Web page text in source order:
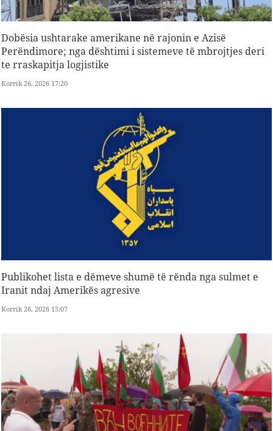
Dobësia ushtarake amerikane në rajonin e Azisë
Perëndimore; nga dështimi i sistemeve të mbrojtjes deri
te rraskapitja logjistike
Korrik 26, 2026 17:20
Publikohet lista e dëmeve shumë të rënda nga sulmet e
Iranit ndaj Amerikës agresive
Korrik 26, 2026 15:07